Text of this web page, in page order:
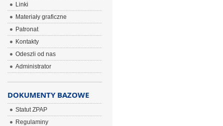
Linki
Materiały graficzne
Patronat
Kontakty
Odeszli od nas
Administrator
DOKUMENTY BAZOWE
Statut ZPAP
Regulaminy